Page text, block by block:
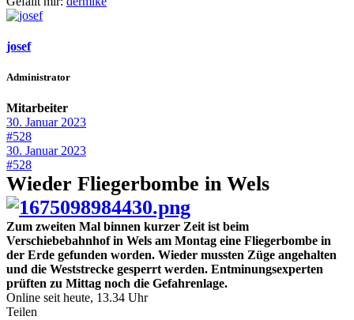
josef
Administrator
Mitarbeiter
30. Januar 2023
#528
30. Januar 2023
#528
Wieder Fliegerbombe in Wels
Zum zweiten Mal binnen kurzer Zeit ist beim
Verschiebebahnhof in Wels am Montag eine Fliegerbombe in
der Erde gefunden worden. Wieder mussten Züge angehalten
und die Weststrecke gesperrt werden. Entminungsexperten
prüften zu Mittag noch die Gefahrenlage.
Online seit heute, 13.34 Uhr
Teilen